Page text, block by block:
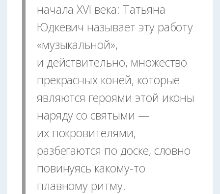
начала XVI века: Татьяна
Юдкевич называет эту работу
«музыкальной»,
и действительно, множество
прекрасных коней, которые
являются героями этой иконы
наряду со святыми —
их покровителями,
разбегаются по доске, словно
повинуясь какому-то
плавному ритму.